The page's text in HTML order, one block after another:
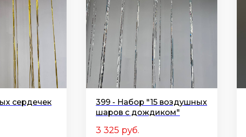
сердечек
399 - Набор "15 воздушных
шаров с дождиком"
3 325 руб.